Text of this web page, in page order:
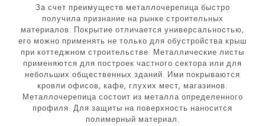
За счет преимуществ металлочерепица быстро
получила признание на рынке строительных
материалов. Покрытие отличается универсальностью,
его можно применять не только для обустройства крыш
при коттеджном строительстве. Металлические листы
применяются для построек частного сектора или для
небольших общественных зданий. Ими покрываются
кровли офисов, кафе, глухих мест, магазинов.
Металлочерепица состоит из металла определенного
профиля. Для защиты на поверхность наносится
полимерный материал.